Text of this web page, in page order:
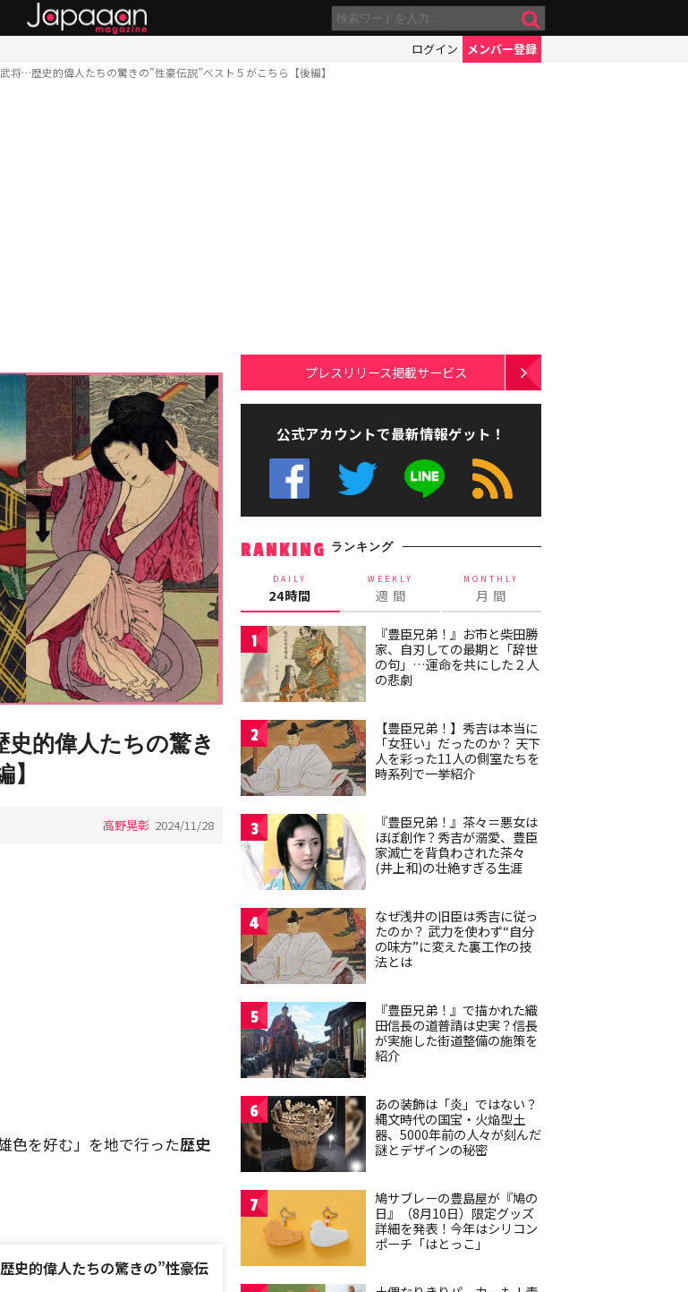
ログイン メンバー登録
将…歴史的偉人たちの驚きの”性豪伝説”べスト５がこちら【後編】
的偉人たちの驚き
高野晃彰 2024/11/28
色を好む」を地で行った歴史
史的偉人たちの驚きの”性豪伝
プレスリリース掲載サービス
公式アカウントで最新情報ゲット！
RANKING ランキング
DAILY
24時間
WEEKLY
週 間
MONTHLY
月 間
1
『豊臣兄弟！』お市と柴田勝
家、自刃しての最期と「辞世
の句」…運命を共にした２人
の悲劇
2
【豊臣兄弟！】秀吉は本当に
「女狂い」だったのか？ 天下
人を彩った11人の側室たちを
時系列で一挙紹介
3
『豊臣兄弟！』茶々＝悪女は
ほぼ創作？秀吉が溺愛、豊臣
家滅亡を背負わされた茶々
(井上和)の壮絶すぎる生涯
4
なぜ浅井の旧臣は秀吉に従っ
たのか？ 武力を使わず“自分
の味方”に変えた裏工作の技
法とは
5
『豊臣兄弟！』で描かれた織
田信長の道普請は史実？信長
が実施した街道整備の施策を
紹介
6
あの装飾は「炎」ではない？
縄文時代の国宝・火焔型土
器、5000年前の人々が刻んだ
謎とデザインの秘密
7
鳩サブレーの豊島屋が『鳩の
日』（8月10日）限定グッズ
詳細を発表！今年はシリコン
ポーチ「はとっこ」